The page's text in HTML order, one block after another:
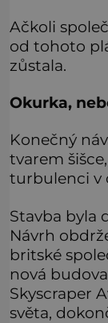
Ačkoli
od tohoto
zůstala.
Okurka,
Konečný
tvarem
turbulenci v
Stavba byla
Návrh
britské
nová
Skyscraper
světa,